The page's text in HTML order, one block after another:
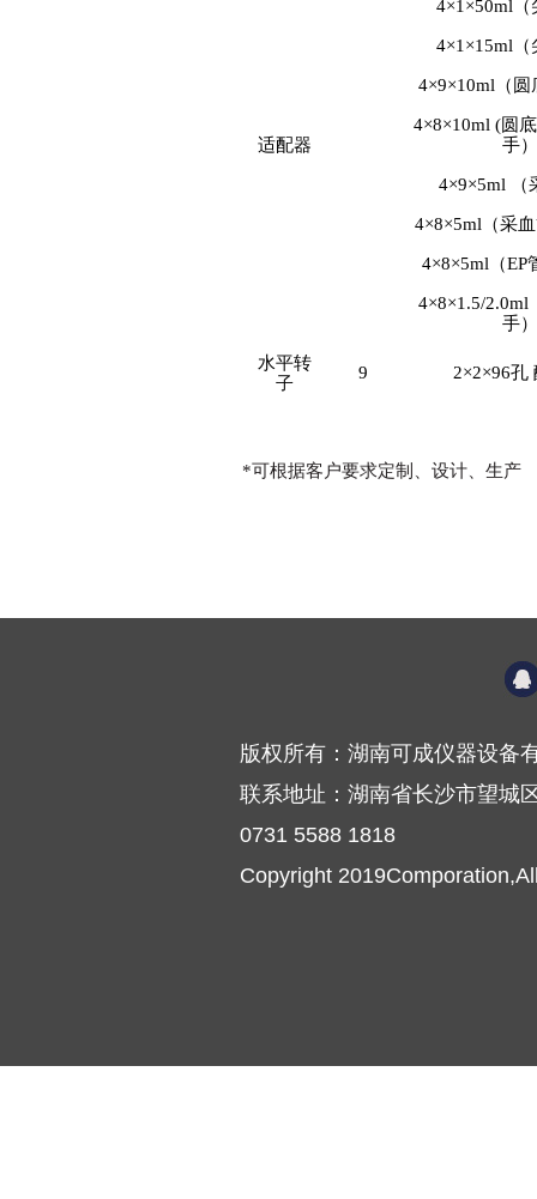
适配器
4×1×50ml（
4×1×15ml（
4×9×10ml（圆
4×8×10ml (圆
手）
4×9×5ml （
4×8×5ml（采
4×8×5ml（EP
4×8×1.5/2.0ml
手）
水平转
子
9 2×2×96孔
*可根据客户要求定制、设计、生产
版权所有：湖南可成仪器设备
联系地址：湖南省长沙市望城
0731 5588 1818
Copyright